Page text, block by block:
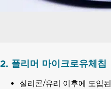
2. 폴리머 마이크로유체칩
실리콘/유리 이후에 도입